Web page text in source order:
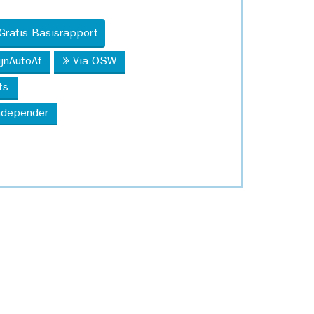
Basisrapport
Via OSW